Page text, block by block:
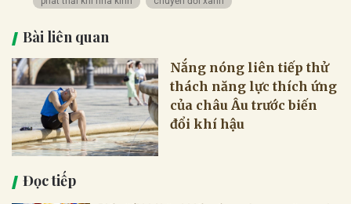
Bài liên quan
Nắng nóng liên tiếp thử
thách năng lực thích ứng
của châu Âu trước biến
đổi khí hậu
Đọc tiếp